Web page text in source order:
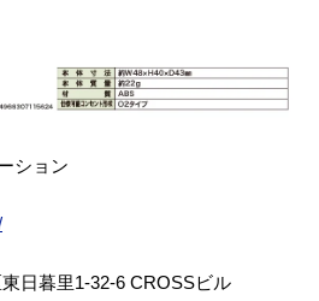
ション
日暮里1-32-6 CROSSビル